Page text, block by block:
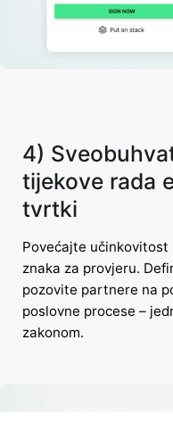
4)
tijekove rada
tvrtki
Povećajte
znaka za provjeru.
pozovite partnere na
poslovne procese –
zakonom.